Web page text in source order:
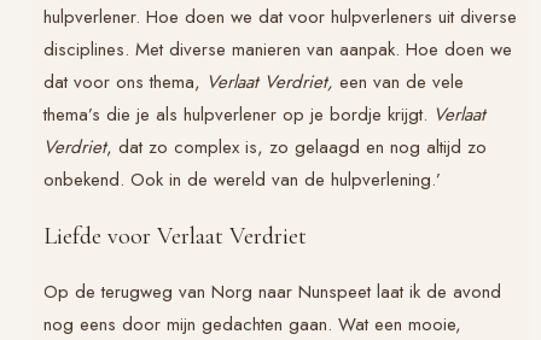
hulpverlener. Hoe doen we dat voor hulpverleners uit diverse
disciplines. Met diverse manieren van aanpak. Hoe doen we
dat voor ons thema, Verlaat Verdriet, een van de vele
thema’s die je als hulpverlener op je bordje krijgt. Verlaat
Verdriet, dat zo complex is, zo gelaagd en nog altijd zo
onbekend. Ook in de wereld van de hulpverlening.’
Liefde voor Verlaat Verdriet
Op de terugweg van Norg naar Nunspeet laat ik de avond
nog eens door mijn gedachten gaan. Wat een mooie,